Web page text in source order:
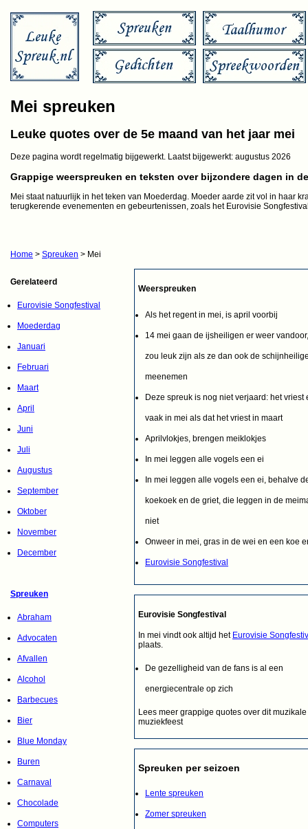
Mei spreuken
Leuke quotes over de 5e maand van het jaar mei
Deze pagina wordt regelmatig bijgewerkt. Laatst bijgewerkt: augustus 2026
Grappige weerspreuken en teksten over bijzondere dagen in
Mei staat natuurlijk in het teken van Moederdag. Moeder aarde zit vol in haar
terugkerende evenementen en gebeurtenissen, zoals het Eurovisie
Home > Spreuken > Mei
Gerelateerd
Eurovisie Songfestival
Moederdag
Januari
Februari
Maart
April
Juni
Juli
Augustus
September
Oktober
November
December
Spreuken
Abraham
Advocaten
Afvallen
Alcohol
Barbecues
Bier
Blue Monday
Buren
Carnaval
Chocolade
Computers
Weerspreuken
Als het regent in mei, is april voorbij
14 mei gaan de ijsheiligen er weer
zou leuk zijn als ze dan ook de
meenemen
Deze spreuk is nog niet verjaard: het vriest
vaak in mei als dat het vriest in maart
Aprilvlokjes, brengen meiklokjes
In mei leggen alle vogels een ei
In mei leggen alle vogels een ei, behalve
koekoek en de griet, die leggen in de
niet
Onweer in mei, gras in de wei en een koe
Eurovisie Songfestival
Eurovisie Songfestival
In mei vindt ook altijd het Eurovisie
plaats.
De gezelligheid van de fans is al een
energiecentrale op zich
Lees meer grappige quotes over dit muzikale
muziekfeest
Spreuken per seizoen
Lente spreuken
Zomer spreuken